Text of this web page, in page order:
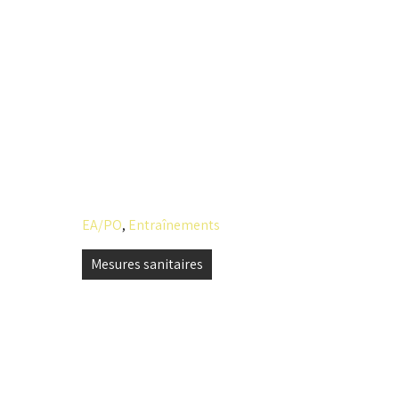
EA/PO, Entraînements
Navigation
Mesures sanitaires